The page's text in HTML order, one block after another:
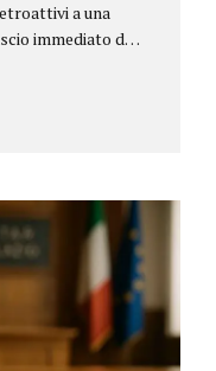
a una
immediato del